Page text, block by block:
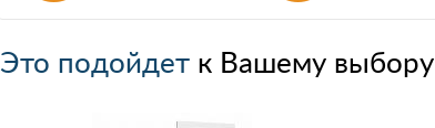
Это подойдетк Вашему выбору